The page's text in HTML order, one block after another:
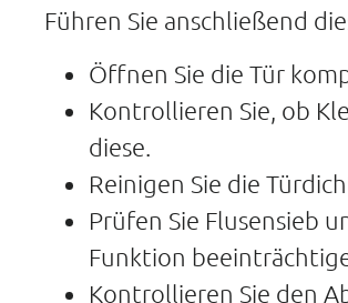
Führen Sie anschließend
Öffnen Sie die Tür
Kontrollieren Sie, ob
diese.
Reinigen Sie die
Prüfen Sie Flusensieb
Funktion
Kontrollieren Sie den